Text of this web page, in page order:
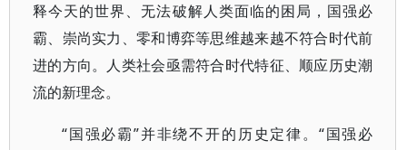
释今天的世界、无法破解人类面临的困局，国强必
霸、崇尚实力、零和博弈等思维越来越不符合时代前
进的方向。人类社会亟需符合时代特征、顺应历史潮
流的新理念。
“国强必霸”并非绕不开的历史定律。“国强必